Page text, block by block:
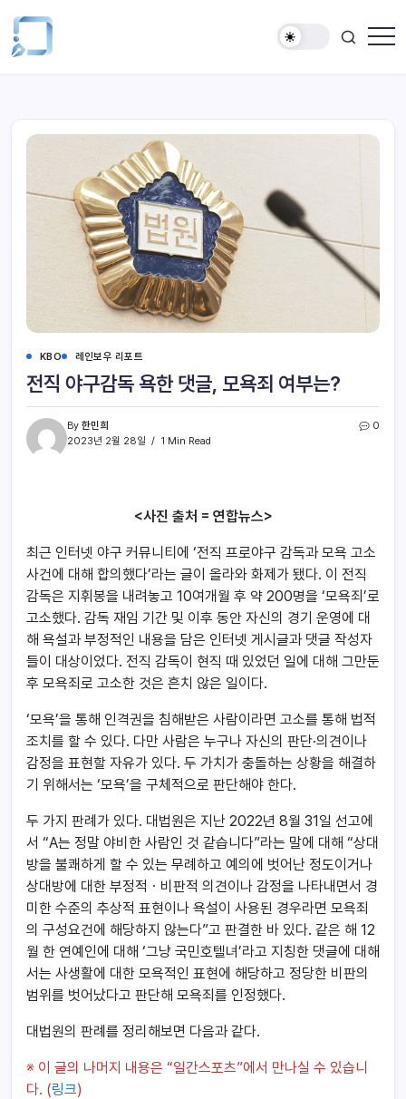
KBO 레인보우 리포트
전직 야구감독 욕한 댓글, 모욕죄 여부는?
By 한민희
2023년 2월 28일
1 Min Read
0
<사진 출처 = 연합뉴스>
최근 인터넷 야구 커뮤니티에 ‘전직 프로야구 감독과 모욕 고소
사건에 대해 합의했다’라는 글이 올라와 화제가 됐다. 이 전직
감독은 지휘봉을 내려놓고 10여개월 후 약 200명을 ‘모욕죄’로
고소했다. 감독 재임 기간 및 이후 동안 자신의 경기 운영에 대
해 욕설과 부정적인 내용을 담은 인터넷 게시글과 댓글 작성자
들이 대상이었다. 전직 감독이 현직 때 있었던 일에 대해 그만둔
후 모욕죄로 고소한 것은 흔치 않은 일이다.
‘모욕’을 통해 인격권을 침해받은 사람이라면 고소를 통해 법적
조치를 할 수 있다. 다만 사람은 누구나 자신의 판단·의견이나
감정을 표현할 자유가 있다. 두 가치가 충돌하는 상황을 해결하
기 위해서는 ‘모욕’을 구체적으로 판단해야 한다.
두 가지 판례가 있다. 대법원은 지난 2022년 8월 31일 선고에
서 “A는 정말 야비한 사람인 것 같습니다”라는 말에 대해 “상대
방을 불쾌하게 할 수 있는 무례하고 예의에 벗어난 정도이거나
상대방에 대한 부정적ㆍ비판적 의견이나 감정을 나타내면서 경
미한 수준의 추상적 표현이나 욕설이 사용된 경우라면 모욕죄
의 구성요건에 해당하지 않는다”고 판결한 바 있다. 같은 해 12
월 한 연예인에 대해 ‘그냥 국민호텔녀’라고 지칭한 댓글에 대해
서는 사생활에 대한 모욕적인 표현에 해당하고 정당한 비판의
범위를 벗어났다고 판단해 모욕죄를 인정했다.
대법원의 판례를 정리해보면 다음과 같다.
※ 이 글의 나머지 내용은 “일간스포츠”에서 만나실 수 있습니
다. (링크)